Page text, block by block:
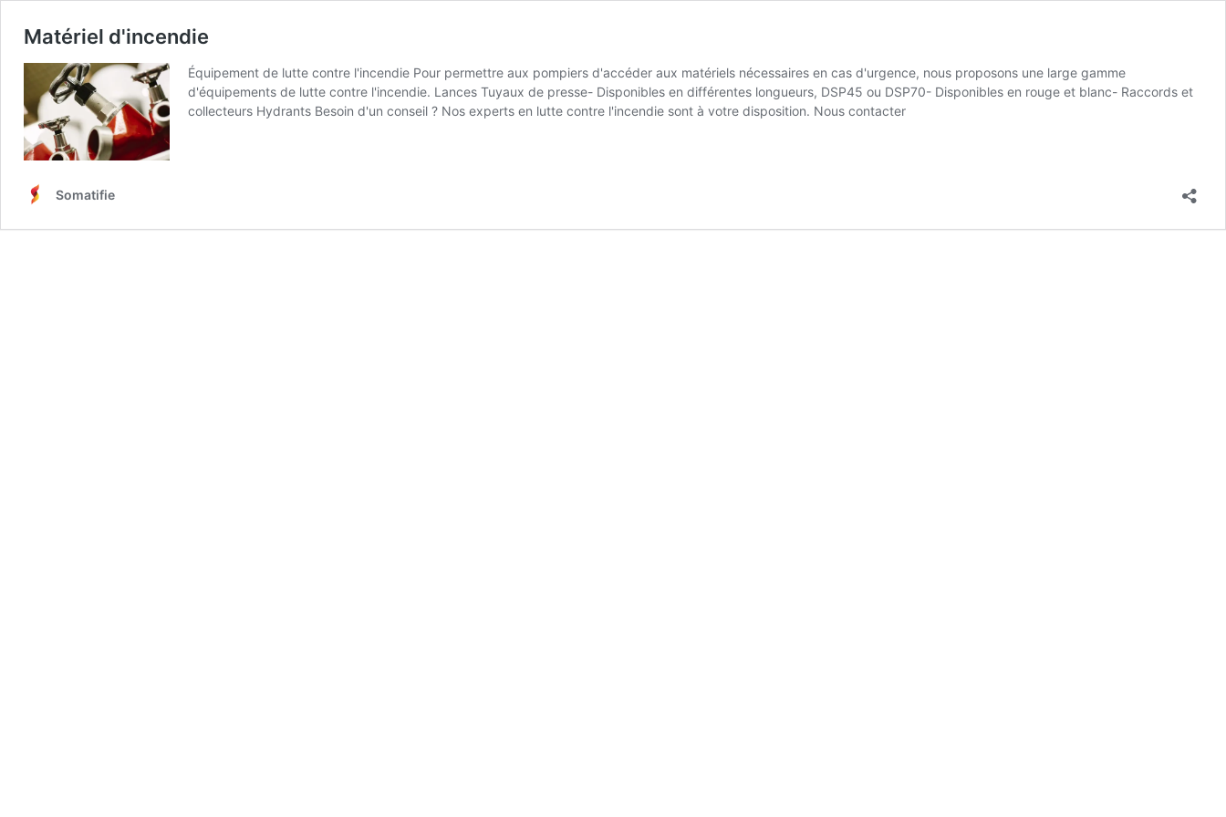
Matériel d'incendie
Équipement de lutte contre l'incendie Pour permettre aux pompiers d'accéder aux matériels nécessaires en cas d'urgence, nous proposons une large gamme
d'équipements de lutte contre l'incendie. Lances Tuyaux de presse- Disponibles en différentes longueurs, DSP45 ou DSP70- Disponibles en rouge et blanc- Raccords et
collecteurs Hydrants Besoin d'un conseil ? Nos experts en lutte contre l'incendie sont à votre disposition. Nous contacter
Somatifie